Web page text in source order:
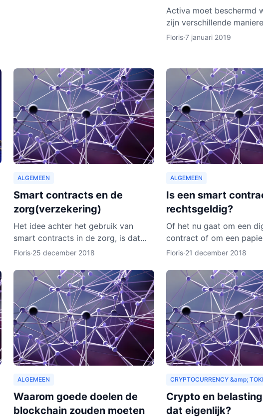
Activa moet beschermd
zijn verschillende
doen. Hoe escrow activa
Floris·7 januari 2019
ALGEMEEN
Smart contracts en de
zorg(verzekering)
Het idee achter het gebruik van
smart contracts in de zorg, is dat
elke patiënt zijn of haar eigen
apparaat kan inzien en b
Floris·25 december 2018
ALGEMEEN
Is een smart
rechtsgeldig?
Of het nu gaat om een
contract of om een
contract: de wet geldt.
van de deelnemers aan
Floris·21 december 2018
ALGEMEEN
Waarom goede doelen de
blockchain zouden moeten
CRYPTOCURRENCY &amp;
Crypto en
dat eigenlijk?